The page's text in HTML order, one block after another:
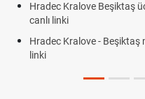
Hradec Kralove Beşiktaş
canlı linki
Hradec Kralove - Beşiktaş
linki